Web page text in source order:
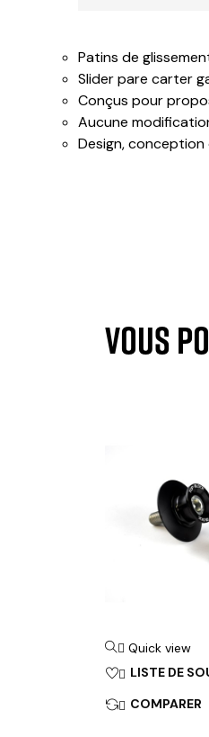
Patins de
Slider pare carter
Conçus pour
Aucune
Design,
VOUS
 Quick view
 LISTE DE
 COMPARER